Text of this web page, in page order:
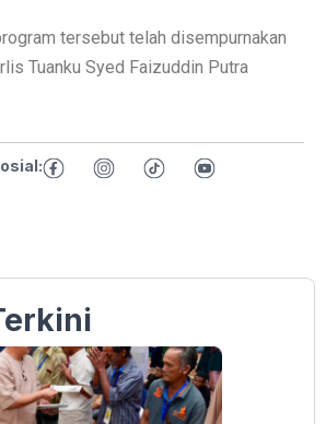
tersebut telah disempurnakan
Tuanku Syed Faizuddin Putra